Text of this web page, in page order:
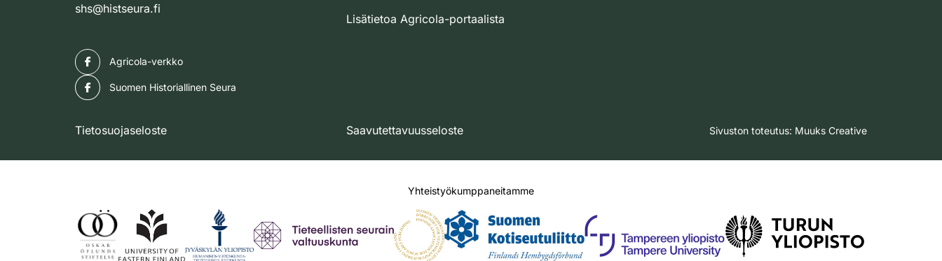
shs@histseura.fi
Lisätietoa Agricola-portaalista
Agricola-verkko
Suomen Historiallinen Seura
Tietosuojaseloste Saavutettavuusseloste Sivuston toteutus: Muuks Creative
Yhteistyökumppaneitamme